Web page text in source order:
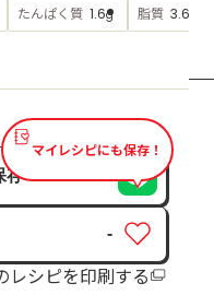
たんぱく質 1.6g 脂質 3.6
マイレシピにも保存！
存
-
レシピを印刷する